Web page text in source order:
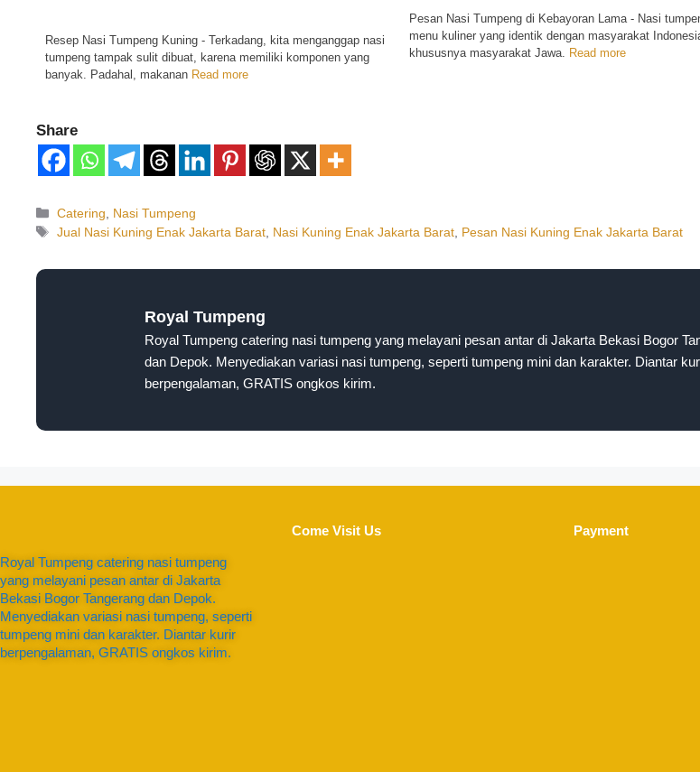
Resep Nasi Tumpeng Kuning - Terkadang, kita menganggap nasi
tumpeng tampak sulit dibuat, karena memiliki komponen yang
banyak. Padahal, makanan Read more
Pesan Nasi Tumpeng di Kebayoran Lama - Nasi
menu kuliner yang identik dengan masyarakat
khususnya masyarakat Jawa. Read more
Share
Catering
Nasi Tumpeng
Jual Nasi Kuning Enak Jakarta Barat Nasi Kuning Enak Jakarta Barat Pesan Nasi Kuning Enak Jakarta Barat
Royal Tumpeng
Royal Tumpeng catering nasi tumpeng yang melayani pesan antar di Jakarta Bekasi Bogor
dan Depok. Menyediakan variasi nasi tumpeng, seperti tumpeng mini dan karakter. Diantar
berpengalaman, GRATIS ongkos kirim.
Royal Tumpeng catering nasi tumpeng
yang melayani pesan antar di Jakarta
Bekasi Bogor Tangerang dan Depok.
Menyediakan variasi nasi tumpeng, seperti
tumpeng mini dan karakter. Diantar kurir
berpengalaman, GRATIS ongkos kirim.
Come Visit Us Payment